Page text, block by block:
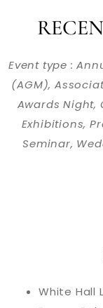
Event type :
(AGM),
Awards Night,
Exhibitions,
Seminar,
White Hall